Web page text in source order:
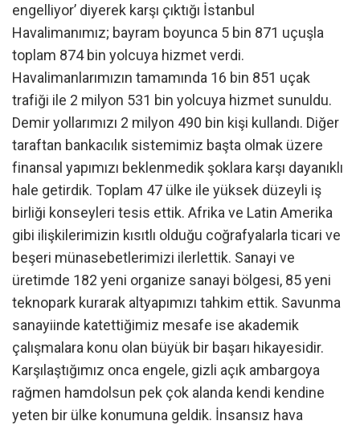
engelliyor’ diyerek karşı çıktığı İstanbul
Havalimanımız; bayram boyunca 5 bin 871 uçuşla
toplam 874 bin yolcuya hizmet verdi.
Havalimanlarımızın tamamında 16 bin 851 uçak
trafiği ile 2 milyon 531 bin yolcuya hizmet sunuldu.
Demir yollarımızı 2 milyon 490 bin kişi kullandı. Diğer
taraftan bankacılık sistemimiz başta olmak üzere
finansal yapımızı beklenmedik şoklara karşı dayanıklı
hale getirdik. Toplam 47 ülke ile yüksek düzeyli iş
birliği konseyleri tesis ettik. Afrika ve Latin Amerika
gibi ilişkilerimizin kısıtlı olduğu coğrafyalarla ticari ve
beşeri münasebetlerimizi ilerlettik. Sanayi ve
üretimde 182 yeni organize sanayi bölgesi, 85 yeni
teknopark kurarak altyapımızı tahkim ettik. Savunma
sanayiinde katettiğimiz mesafe ise akademik
çalışmalara konu olan büyük bir başarı hikayesidir.
Karşılaştığımız onca engele, gizli açık ambargoya
rağmen hamdolsun pek çok alanda kendi kendine
yeten bir ülke konumuna geldik. İnsansız hava